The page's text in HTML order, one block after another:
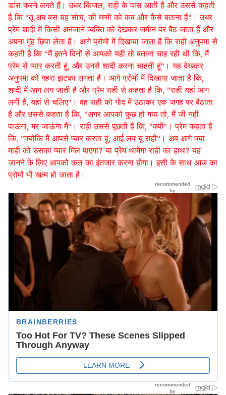
डांस करने लगते हैं। उधर किंजल, राही के पास आती है और उससे कहती
है कि "तू अब बस यह सोच, की मम्मी को कब और कैसे बताना है"। उधर
प्रेम शादी में किसी अनजाने व्यक्ति को देखकर जमीन पर बैठ जाता है और
अपना मुंह छिपा लेता है। आगे प्रोमों में दिखाया जाता है कि राही अनुपमा से
कहती है कि "मैं इतने दिनों से आपको यही तो बताना चाह रही थी कि, मैं
प्रेम से प्यार करती हूं, और उनसे शादी करना चाहती हूं"। यह देखकर
अनुपमा को गहरा झटका लगता है। आगे प्रोमों में दिखाया जाता है कि,
शादी में आग लग जाती है और प्रेम राही से कहता है कि, "राही यहां आग
लगी है, यहां से चलिए"। वह राही को गोद में उठाकर एक जगह पर बैठाता
है और उससे कहता है कि, "अगर आपको कुछ हो गया तो, मैं जी नही
पाऊंगा, मर जाऊंगा मैं"। राही उससे पूछती है कि, "क्यों"। प्रेम कहता है
कि, "क्योंकि मैं आपसे प्यार करता हूं, आई लव यू राही"। अब आगे क्या
माही को उसका प्यार मिल पाएगा? या प्रेम थामेगा राही का हाथ? यह
जानने के लिए आपको कल का इंतजार करना होगा। इसी के साथ आज का
प्रोमों भी खत्म हो जाता है।